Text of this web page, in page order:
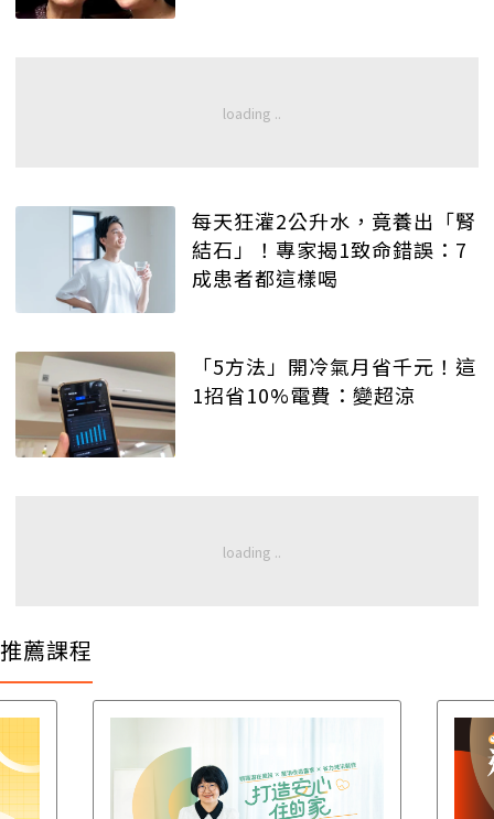
每天狂灌2公升水，竟養出「腎
結石」！專家揭1致命錯誤：7
成患者都這樣喝
「5方法」開冷氣月省千元！這
1招省10%電費：變超涼
推薦課程